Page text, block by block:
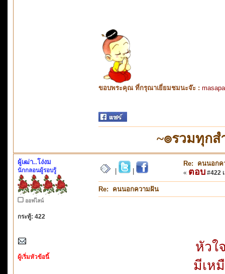
ขอบพระคุณ ที่กรุณาเยี่ยมชมนะจ๊ะ :
~๏รวมทุก
ผู้เฒ่า..โง่งม
นักกลอนผู้รอบรู้
ออฟไลน์
กระทู้: 422
ผู้เริ่มหัวข้อนี้
Re: คนนอกค
« ตอบ #422
Re: คนนอกความฝัน
หัวใ
มีเห